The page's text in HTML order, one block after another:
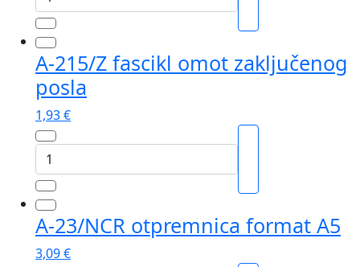
215/R
fascikl
omot
zaključenog
posla
s
inozemstvom
količina
A-215/Z fascikl omot zaključenog
posla
1,93€
215/Z
fascikl
omot
zaključenog
posla
A-23/NCR otpremnica format A5
3,09€